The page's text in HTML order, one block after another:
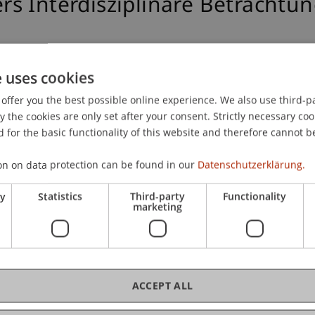
Interdisziplinäre
österreichischen und schweizerischen
eines international ausgerichteten
Internationales Steuerrecht: Das
. Presented at the isa Jahreskongress 2015:
Behandlung von internationalem Kapitalvermögen,
cookies
you the best possible online experience. We also use third-
the cookies are only set after your consent. Strictly necessary
for the basic functionality of this website and therefore cannot
on data protection can be found in our Datenschutzerklärung.
Statistics Third-party
marketing
Functionality
ACCEPT ALL